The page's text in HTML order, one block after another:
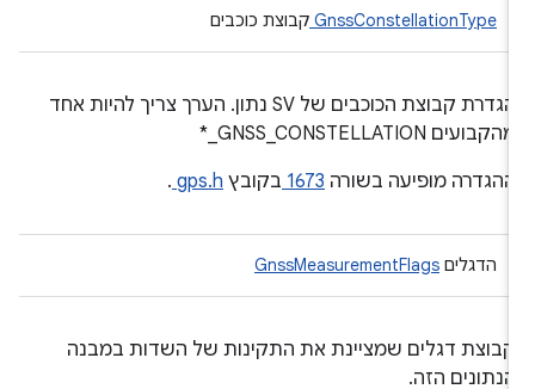
GnssConstellationType קבוצת כוכבים
הגדרת קבוצת הכוכבים של SV נתון. הערך צריך להיות אחד
מהקבועים GNSS_CONSTELLATION_*
ההגדרה מופיעה בשורה1673 בקובץgps.h
.
הדגליםGnssMeasurementFlags
קבוצת דגלים שמציינת את התקינות של השדות במבנה
הנתונים הזה.